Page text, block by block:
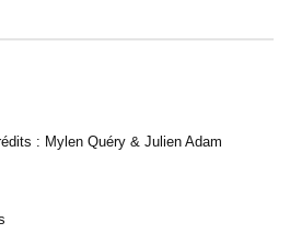
: Mylen Quéry & Julien Adam